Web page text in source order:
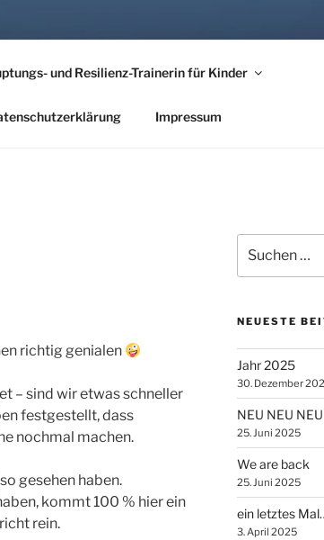
NACH IRLAND
und Resilienz-Trainerin für Kinder
Impressum
richtig genialen
– sind wir etwas schneller
festgestellt, dass
nochmal machen.
gesehen haben.
kommt 100 % hier ein
rein.
nach:
NEUESTE
Jahr 2025
30. Dezember
NEU NEU
25. Juni 2025
We are back
25. Juni 2025
ein letztes
3. April 2025